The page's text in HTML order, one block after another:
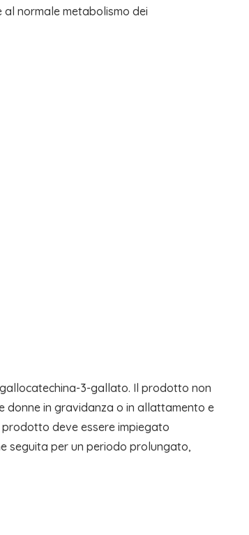
al normale metabolismo dei
3-gallato. Il prodotto non
donne in gravidanza o in allattamento e
prodotto deve essere impiegato
seguita per un periodo prolungato,